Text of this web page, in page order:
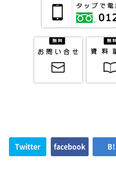
Twitter facebook B!